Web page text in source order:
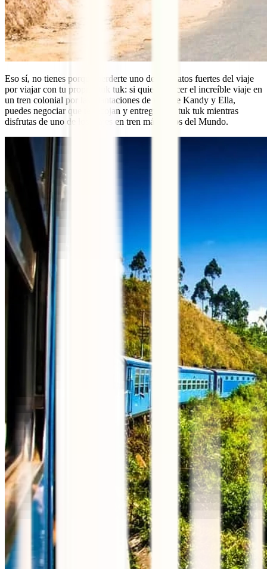
Eso sí, no tienes porque perderte uno de los platos fuertes del viaje
por viajar con tu proprio tuk tuk: si quieres hacer el increíble viaje en
un tren colonial por las plantaciones de té entre Kandy y Ella,
puedes negociar que te recojan y entreguen el tuk tuk mientras
disfrutas de uno de los viajes en tren más bellos del Mundo.